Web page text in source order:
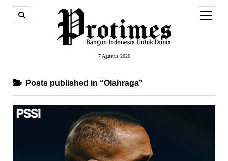
7 Agustus 2026
open
menu
Posts published in “Olahraga”